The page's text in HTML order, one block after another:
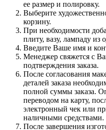
ее размер и полировку.
Выберите
корзину.
При необходимости
плиту, вазу, лампаду из
Введите Ваше имя и
Менеджер свяжется с
подтверждения заказа.
После согласования
деталей заказа
полной суммы заказа.
переводом на карту,
электронный чек или
наличными средствами.
После завершения